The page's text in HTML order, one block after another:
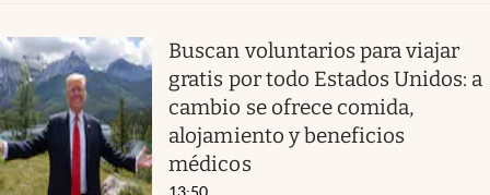
Buscan voluntarios para viajar
gratis por todo Estados Unidos: a
cambio se ofrece comida,
alojamiento y beneficios
médicos